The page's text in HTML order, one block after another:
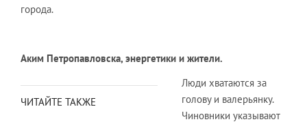
города.
Аким Петропавловска, энергетики и жители.
ЧИТАЙТЕ ТАКЖЕ
Люди хватаются за
голову и валерьянку.
Чиновники указывают